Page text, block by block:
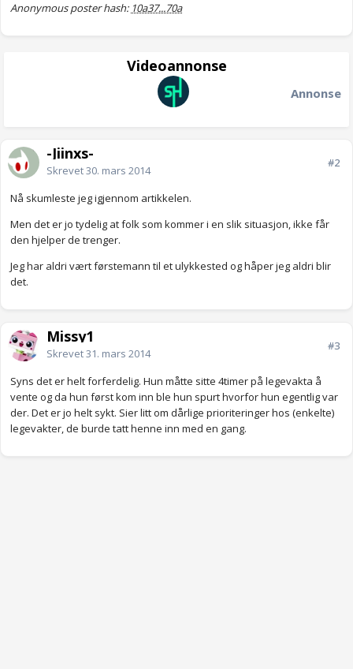
Anonymous poster hash: 10a37...70a
Videoannonse
Annonse
-Jiinxs-
Skrevet30. mars 2014
#2
Nå skumleste jeg igjennom artikkelen.
Men det er jo tydelig at folk som kommer i en slik situasjon, ikke får
den hjelper de trenger.
Jeg har aldri vært førstemann til et ulykkested og håper jeg aldri blir
det.
Missy1
Skrevet31. mars 2014
#3
Syns det er helt forferdelig. Hun måtte sitte 4timer på legevakta å
vente og da hun først kom inn ble hun spurt hvorfor hun egentlig var
der. Det er jo helt sykt. Sier litt om dårlige prioriteringer hos (enkelte)
legevakter, de burde tatt henne inn med en gang.